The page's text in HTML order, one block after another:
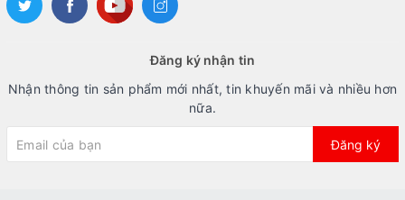
Đăng ký nhận tin
Nhận thông tin sản phẩm mới nhất, tin khuyến mãi và nhiều hơn
nữa.
Đăng ký